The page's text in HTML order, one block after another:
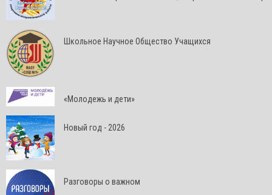
Школьное Научное Общество Учащихся
«Молодежь и дети»
Новый год - 2026
Разговоры о важном